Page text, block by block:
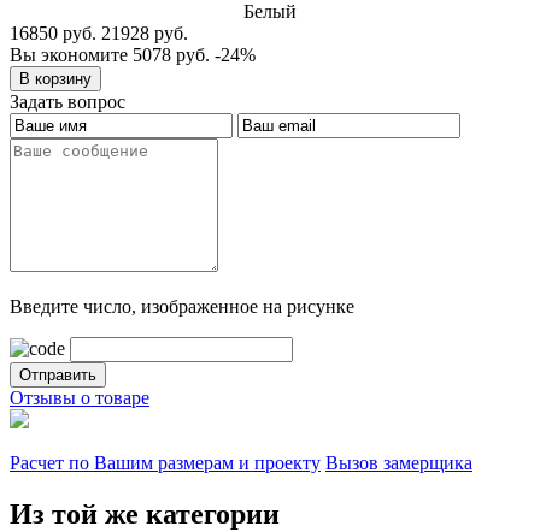
Белый
16850 руб. 21928 руб.
Вы экономите 5078 руб. -24%
Задать вопрос
Введите число, изображенное на рисунке
Отзывы о товаре
Расчет по Вашим размерам и проекту Вызов замерщика
Из той же категории